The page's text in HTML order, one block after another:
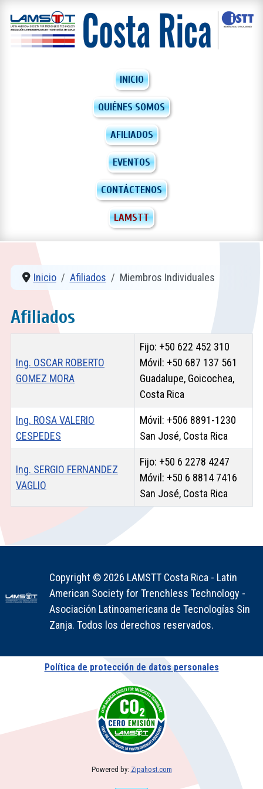
INICIO
QUIÉNES SOMOS
AFILIADOS
EVENTOS
CONTÁCTENOS
LAMSTT
Inicio Afiliados Miembros Individuales
Afiliados
Ing. OSCAR ROBERTO
GOMEZ MORA
Fijo: +50 622 452 310
Móvil: +50 687 137 561
Guadalupe, Goicochea,
Costa Rica
Ing. ROSA VALERIO
CESPEDES
Móvil: +506 8891-1230
San José, Costa Rica
Ing. SERGIO FERNANDEZ
VAGLIO
Fijo: +50 6 2278 4247
Móvil: +50 6 8814 7416
San José, Costa Rica
Copyright © 2026 LAMSTT Costa Rica - Latin
American Society for Trenchless Technology -
Asociación Latinoamericana de Tecnologías Sin
Zanja. Todos los derechos reservados.
Política de protección de datos personales
Powered by: Zipahost.com